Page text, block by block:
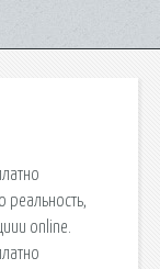
реальность,
online.